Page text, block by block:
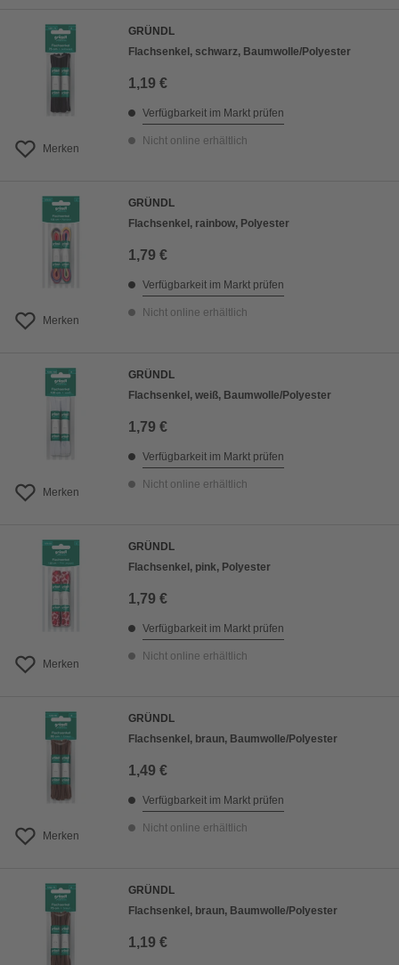
Merken
GRÜNDL
Flachsenkel, schwarz, Baumwolle/Polyester
1,19 €
Verfügbarkeit im Markt prüfen
Nicht online erhältlich
Merken
GRÜNDL
Flachsenkel, rainbow, Polyester
1,79 €
Verfügbarkeit im Markt prüfen
Nicht online erhältlich
Merken
GRÜNDL
Flachsenkel, weiß, Baumwolle/Polyester
1,79 €
Verfügbarkeit im Markt prüfen
Nicht online erhältlich
Merken
GRÜNDL
Flachsenkel, pink, Polyester
1,79 €
Verfügbarkeit im Markt prüfen
Nicht online erhältlich
Merken
GRÜNDL
Flachsenkel, braun, Baumwolle/Polyester
1,49 €
Verfügbarkeit im Markt prüfen
Nicht online erhältlich
GRÜNDL
Flachsenkel, braun, Baumwolle/Polyester
1,19 €